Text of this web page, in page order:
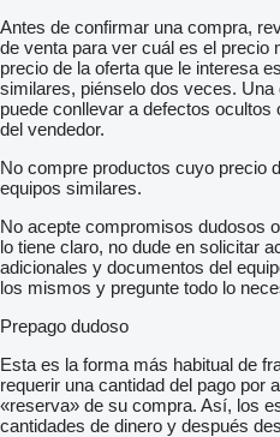
Antes de confirmar una compra,
de venta para ver cuál es el precio
precio de la oferta que le interesa
similares, piénselo dos veces.
puede conllevar a defectos ocultos
del vendedor.
No compre productos cuyo precio
equipos similares.
No acepte compromisos dudosos
lo tiene claro, no dude en solicitar
adicionales y documentos del
los mismos y pregunte todo lo
Prepago dudoso
Esta es la forma más habitual de
requerir una cantidad del pago por
«reserva» de su compra. Así, los
cantidades de dinero y después